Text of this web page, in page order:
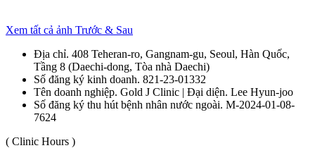
Xem tất cả ảnh Trước & Sau
Địa chỉ. 408 Teheran-ro, Gangnam-gu, Seoul, Hàn Quốc,
Tầng 8 (Daechi-dong, Tòa nhà Daechi)
Số đăng ký kinh doanh. 821-23-01332
Tên doanh nghiệp. Gold J Clinic | Đại diện. Lee Hyun-joo
Số đăng ký thu hút bệnh nhân nước ngoài. M-2024-01-08-
7624
( Clinic Hours )